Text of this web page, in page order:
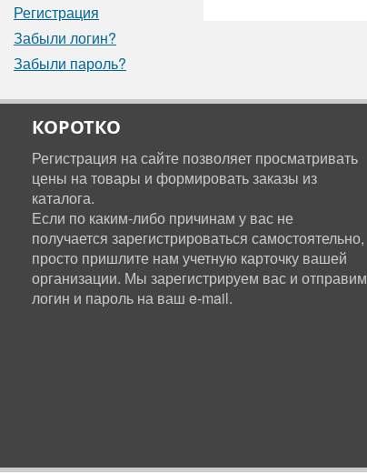
Регистрация
Забыли логин?
Забыли пароль?
КОРОТКО
Регистрация на сайте позволяет просматривать
цены на товары и формировать заказы из
каталога.
Если по каким-либо причинам у вас не
получается зарегистрироваться самостоятельно,
просто пришлите нам учетную карточку вашей
организации. Мы зарегистрируем вас и отправим
логин и пароль на ваш e-mail.